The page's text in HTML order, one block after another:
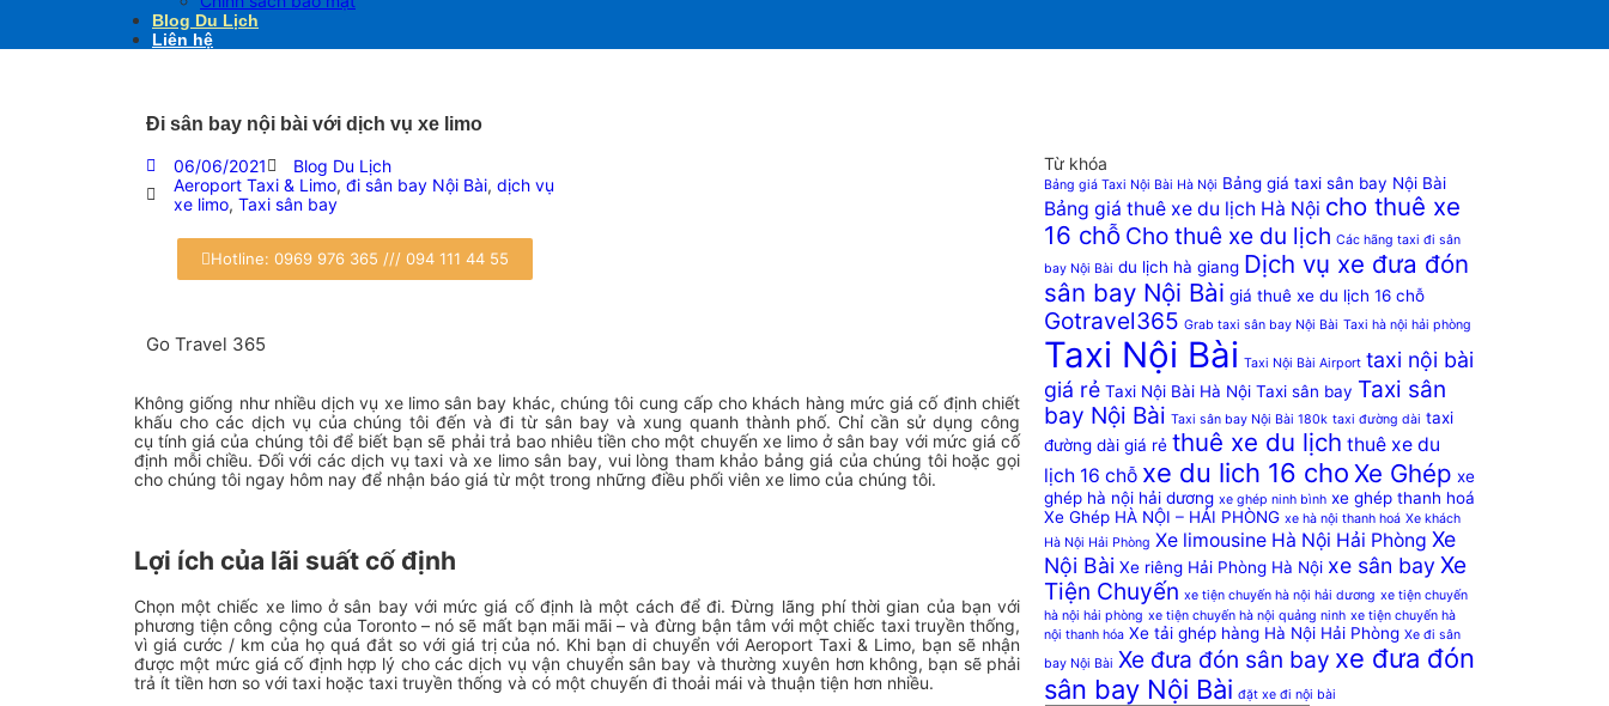
Blog Du Lịch
Liên hệ
Đi sân bay nội bài với dịch vụ xe limo
06/06/2021
Blog Du Lịch
Aeroport Taxi & Limo, đi sân bay Nội Bài, dịch vụ
xe limo, Taxi sân bay
Hotline: 0969 976 365 /// 094 111 44 55
Go Travel 365
Không giống như nhiều dịch vụ xe limo sân bay khác, chúng tôi cung cấp cho khách hàng mức giá cố định chiết
khấu cho các dịch vụ của chúng tôi đến và đi từ sân bay và xung quanh thành phố. Chỉ cần sử dụng công
cụtính giá của chúng tôi để biết bạn sẽ phải trả bao nhiêu tiền cho một chuyến xe limo ở sân bay với mức giá cố
định mỗi chiều. Đối với các dịch vụ taxi và xe limo sân bay, vui lòng tham khảo bảng giá của chúng tôi hoặc gọi
cho chúng tôi ngay hôm nay để nhận báo giá từ một trong những điều phối viên xe limo của chúng tôi.
Lợi ích của lãi suất cố định
Chọn một chiếc xe limo ở sân bay với mức giá cố định là một cách để đi. Đừng lãng phí thời gian của bạn với
phương tiện công cộng của Toronto – nó sẽ mất bạn mãi mãi – và đừng bận tâm với một chiếc taxi truyền thống,
vì giá cước / km của họ quá đắt so với giá trị của nó. Khi bạn di chuyển với Aeroport Taxi & Limo, bạn sẽ nhận
được một mức giá cố định hợp lý cho các dịch vụ vận chuyển sân bay và thường xuyên hơn không, bạn sẽ phải
trả ít tiền hơn so với taxi hoặc taxi truyền thống và có một chuyến đi thoải mái và thuận tiện hơn nhiều.
Từ khóa
Bảng giá Taxi Nội Bài Hà Nội Bảng giá taxi sân bay Nội Bài
Bảng giá thuê xe du lịch Hà Nội cho thuê xe
16 chỗ Cho thuê xe du lịch Các hãng taxi đi sân
bay Nội Bài du lịch hà giang Dịch vụ xe đưa đón
sân bay Nội Bài giá thuê xe du lịch 16 chỗ
Gotravel365 Grab taxi sân bay Nội Bài Taxi hà nội hải phòng
Taxi Nội Bài Taxi Nội Bài Airport taxi nội bài
giá rẻ Taxi Nội Bài Hà Nội Taxi sân bay Taxi sân
bay Nội Bài Taxi sân bay Nội Bài 180k taxi đường dài taxi
đường dài giá rẻ thuê xe du lịch thuê xe du
lịch 16 chỗ xe du lich 16 cho Xe Ghép xe
ghép hà nội hải dương xe ghép ninh bình xe ghép thanh hoá
Xe Ghép HÀ NỘI – HẢI PHÒNG xe hà nội thanh hoá Xe khách
Hà Nội Hải Phòng Xe limousine Hà Nội Hải Phòng Xe
Nội Bài Xe riêng Hải Phòng Hà Nội xe sân bay Xe
Tiện Chuyến xe tiện chuyến hà nội hải dương xe tiện chuyến
hà nội hải phòng xe tiện chuyến hà nội quảng ninh xe tiện chuyến hà
nội thanh hóa Xe tải ghép hàng Hà Nội Hải Phòng Xe đi sân
bay Nội Bài Xe đưa đón sân bay xe đưa đón
sân bay Nội Bài đặt xe đi nội bài